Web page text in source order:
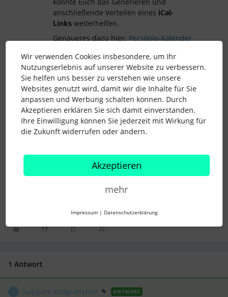
anschließende Verteilen eines iCal-
Links weiterhelfen.
Genaueres dazu hier: Personio-Kalender
Ich hoffe, das hilft Dir zunächst weiter.
Hab noch einen sonnigen Tag.
Viele Grüße
Andreas
1 Antwort
Support Integrationen ANTWORT
Wir verwenden Cookies insbesondere, um Ihr
Nutzungserlebnis auf unserer Website zu verbessern.
Sie helfen uns besser zu verstehen wie unsere
Websites genutzt wird, damit wir die Inhalte für Sie
anpassen und Werbung schalten können. Durch
Akzeptieren erklären Sie sich damit einverstanden.
Ihre Einwilligung können Sie jederzeit mit Wirkung für
die Zukunft widerrufen oder ändern.
Akzeptieren
mehr
Impressum | Datenschutzerklärung